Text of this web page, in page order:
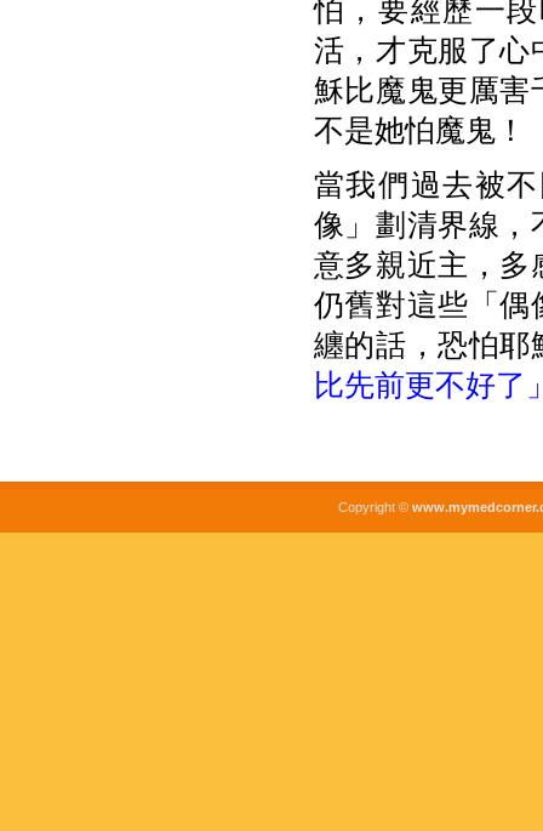
怕，要經歷一
活，才克服了心
穌比魔鬼更厲害
不是她怕魔鬼！
當我們過去被
像」劃清界線，
意多親近主，多
仍舊對這些「偶
纏的話，恐怕耶
比先前更不好了
Copyright ©